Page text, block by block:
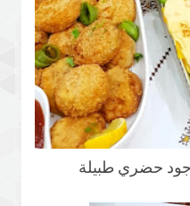
حضري طبيلة